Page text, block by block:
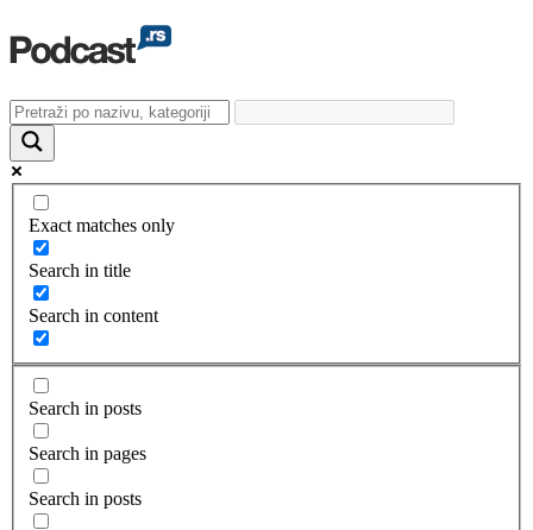
Exact matches only
Search in title
Search in content
Search in posts
Search in pages
Search in posts